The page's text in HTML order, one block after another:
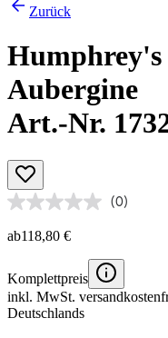
Zurück
Humphrey's
Aubergine
Art.-Nr.
(0)
ab118,80 €
Komplettpreis
inkl. MwSt.
Deutschlands